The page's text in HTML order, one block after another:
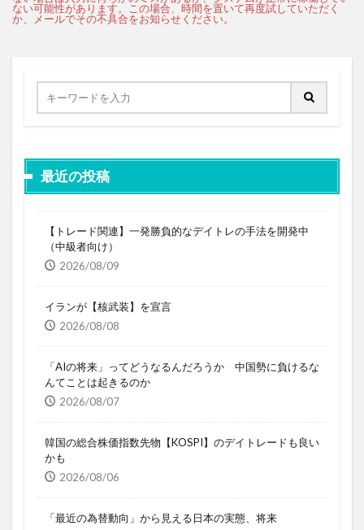
最近の投稿
【トレード関連】一発勝負的なデイトレの手法を開発中
（中級者向け）
2026/08/09
イランが【核武装】を宣言
2026/08/08
「AIの将来」ってどうなるんだろうか 中国勢に負けるな
んてことは起きるのか
2026/08/07
韓国の総合株価指数先物【KOSPI】のデイトレードも良い
かも
2026/08/06
「最近の為替動向」から見える日本の実態、将来